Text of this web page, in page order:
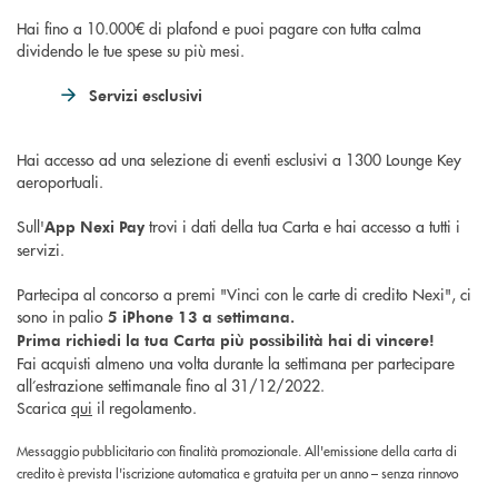
Hai fino a 10.000€ di plafond e puoi pagare con tutta calma
dividendo le tue spese su più mesi.
Servizi esclusivi
Hai accesso ad una selezione di eventi esclusivi a 1300 Lounge Key
aeroportuali.
Sull'App Nexi Pay trovi i dati della tua Carta e hai accesso a tutti i
servizi.
Partecipa al concorso a premi "Vinci con le carte di credito Nexi", ci
sono in palio 5 iPhone 13 a settimana.
Prima richiedi la tua Carta più possibilità hai di vincere!
Fai acquisti almeno una volta durante la settimana per partecipare
all’estrazione settimanale fino al 31/12/2022.
Scarica qui il regolamento.
Messaggio pubblicitario con finalità promozionale. All'emissione della carta di
credito è prevista l'iscrizione automatica e gratuita per un anno – senza rinnovo